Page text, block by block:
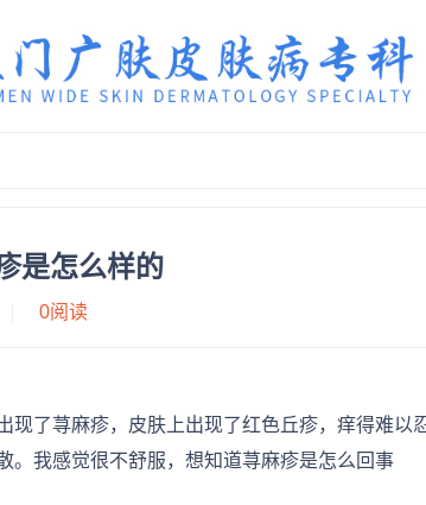
是怎么样的
0阅读
现了荨麻疹，皮肤上出现了红色丘疹，痒得难以
。我感觉很不舒服，想知道荨麻疹是怎么回事